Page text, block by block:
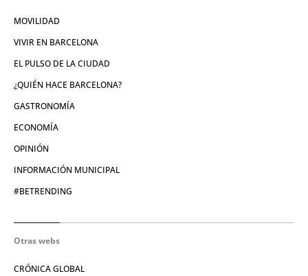
MOVILIDAD
VIVIR EN BARCELONA
EL PULSO DE LA CIUDAD
¿QUIÉN HACE BARCELONA?
GASTRONOMÍA
ECONOMÍA
OPINIÓN
INFORMACIÓN MUNICIPAL
#BETRENDING
Otras webs
CRÓNICA GLOBAL